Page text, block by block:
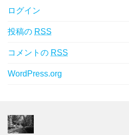
ログイン
投稿の RSS
コメントの RSS
WordPress.org